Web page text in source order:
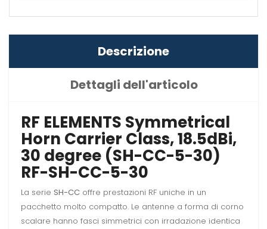
Descrizione
Dettagli dell'articolo
RF ELEMENTS Symmetrical
Horn Carrier Class, 18.5dBi,
30 degree (SH-CC-5-30)
RF-SH-CC-5-30
La serie SH-CC offre prestazioni RF uniche in un
pacchetto molto compatto. Le antenne a forma di corno
scalare hanno fasci simmetrici con irradazione identica